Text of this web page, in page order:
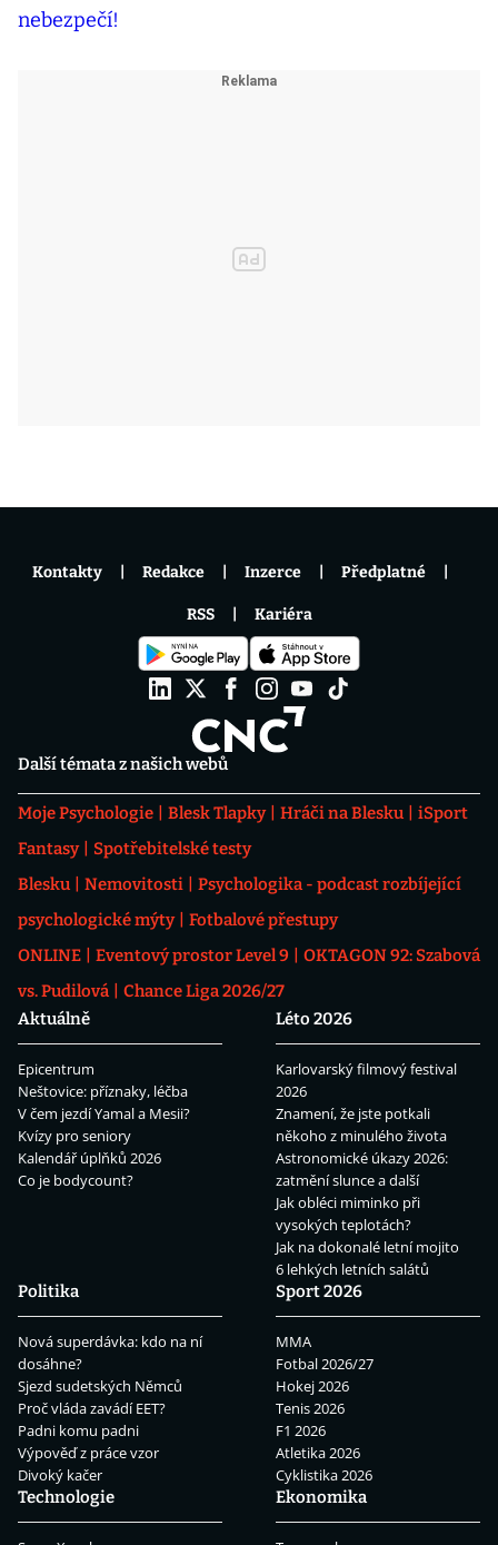
Další témata z našich webů
Moje Psychologie Blesk Tlapky Hráči na Blesku
iSport
Fantasy
Spotřebitelské testy
Blesku
Nemovitosti
Psychologika - podcast rozbíjející
psychologické mýty
Fotbalové přestupy
ONLINE
Eventový prostor Level 9
OKTAGON 92: Szabová
vs. Pudilová
Chance Liga 2026/27
Aktuálně
Epicentrum
Neštovice: příznaky, léčba
V čem jezdí Yamal a Mesii?
Kvízy pro seniory
Kalendář úplňků 2026
Co je bodycount?
Léto 2026
Karlovarský filmový festival
2026
Znamení, že jste potkali
někoho z minulého života
Astronomické úkazy 2026:
zatmění slunce a další
Jak obléci miminko při
vysokých teplotách?
Jak na dokonalé letní mojito
6 lehkých letních salátů
Politika
Nová superdávka: kdo na ní
dosáhne?
Sjezd sudetských Němců
Proč vláda zavádí EET?
Padni komu padni
Výpověď z práce vzor
Divoký kačer
Sport 2026
MMA
Fotbal 2026/27
Hokej 2026
Tenis 2026
F1 2026
Atletika 2026
Cyklistika 2026
Technologie
Ekonomika
Kontakty Redakce Inzerce Předplatné
RSS Kariéra